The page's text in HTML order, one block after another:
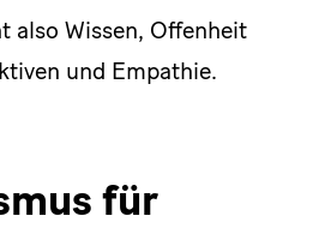
also Wissen, Offenheit
und Empathie.
für